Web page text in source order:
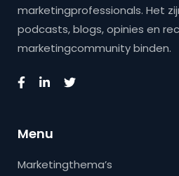
marketingprofessionals. Het
podcasts, blogs, opinies en
marketingcommunity binden.
Menu
Marketingthema’s